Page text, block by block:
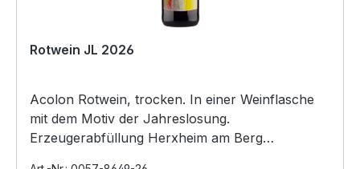
Rotwein JL 2026
Acolon Rotwein, trocken. In einer Weinflasche
mit dem Motiv der Jahreslosung.
Erzeugerabfüllung Herxheim am Berg